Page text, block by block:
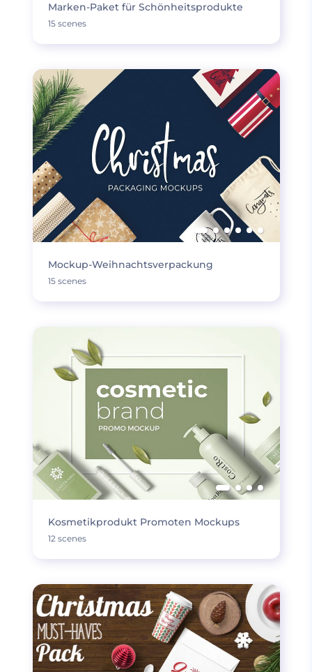
Marken-Paket für Schönheitsprodukte
15 scenes
Mockup-Weihnachtsverpackung
15 scenes
Kosmetikprodukt Promoten Mockups
12 scenes